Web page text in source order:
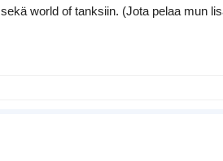
world of tanksiin. (Jota pelaa mun